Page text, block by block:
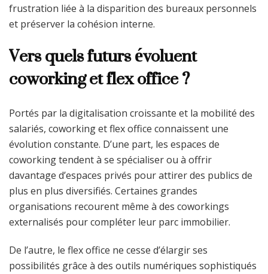
frustration liée à la disparition des bureaux personnels
et préserver la cohésion interne.
Vers quels futurs évoluent
coworking et flex office ?
Portés par la digitalisation croissante et la mobilité des
salariés, coworking et flex office connaissent une
évolution constante. D’une part, les espaces de
coworking tendent à se spécialiser ou à offrir
davantage d’espaces privés pour attirer des publics de
plus en plus diversifiés. Certaines grandes
organisations recourent même à des coworkings
externalisés pour compléter leur parc immobilier.
De l’autre, le flex office ne cesse d’élargir ses
possibilités grâce à des outils numériques sophistiqués